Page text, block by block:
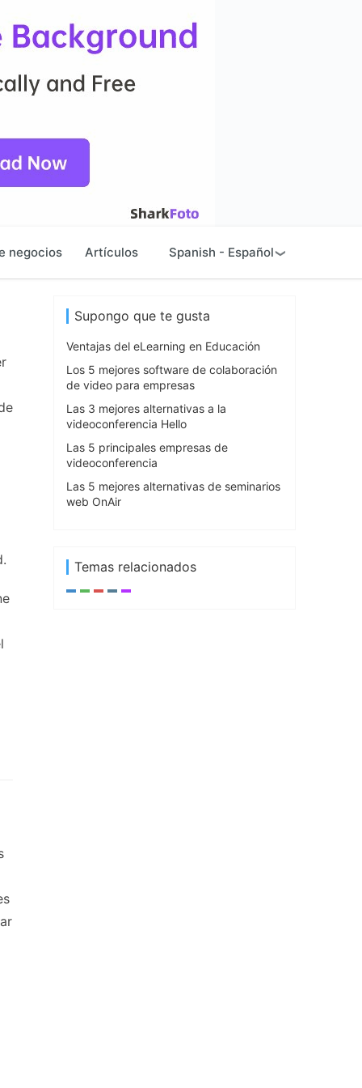
negocios Artículos Spanish - Español
Supongo que te gusta
Ventajas del eLearning en Educación
Los 5 mejores software de colaboración
de video para empresas
Las 3 mejores alternativas a la
videoconferencia Hello
Las 5 principales empresas de
videoconferencia
Las 5 mejores alternativas de seminarios
web OnAir
Temas relacionados